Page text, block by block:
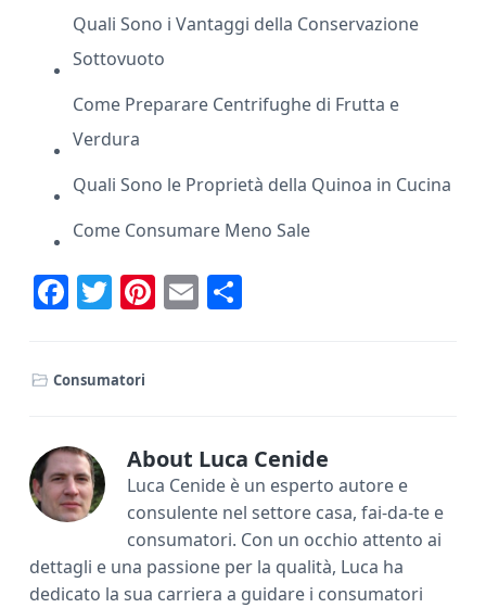
Quali Sono i Vantaggi della Conservazione
Sottovuoto
Come Preparare Centrifughe di Frutta e
Verdura
Quali Sono le Proprietà della Quinoa in Cucina
Come Consumare Meno Sale
F
b
ok
T
te
Pi E C
di
Consumatori
About Luca Cenide
Luca Cenide è un esperto autore e
consulente nel settore casa, fai-da-te e
consumatori. Con un occhio attento ai
dettagli e una passione per la qualità, Luca ha
dedicato la sua carriera a guidare i consumatori